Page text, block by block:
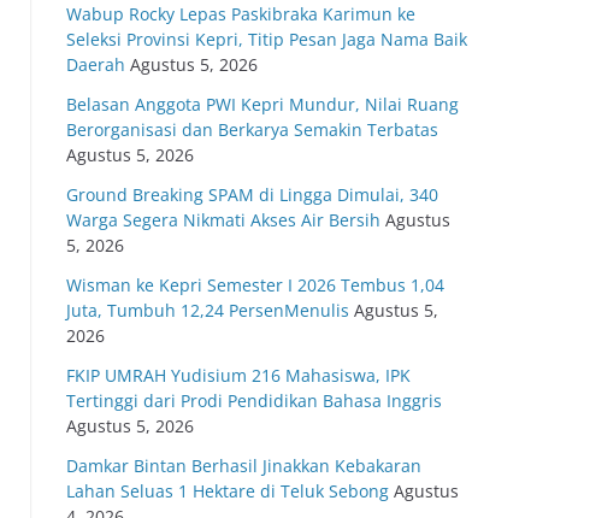
Wabup Rocky Lepas Paskibraka Karimun ke
Seleksi Provinsi Kepri, Titip Pesan Jaga Nama Baik
Daerah Agustus 5, 2026
Belasan Anggota PWI Kepri Mundur, Nilai Ruang
Berorganisasi dan Berkarya Semakin Terbatas
Agustus 5, 2026
Ground Breaking SPAM di Lingga Dimulai, 340
Warga Segera Nikmati Akses Air Bersih Agustus
5, 2026
Wisman ke Kepri Semester I 2026 Tembus 1,04
Juta, Tumbuh 12,24 PersenMenulis Agustus 5,
2026
FKIP UMRAH Yudisium 216 Mahasiswa, IPK
Tertinggi dari Prodi Pendidikan Bahasa Inggris
Agustus 5, 2026
Damkar Bintan Berhasil Jinakkan Kebakaran
Lahan Seluas 1 Hektare di Teluk Sebong Agustus